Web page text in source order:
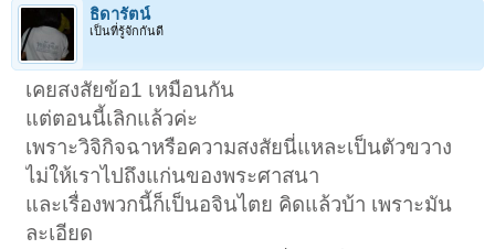
ธิดารัตน์
เป็นที่รู้จักกันดี
เคยสงสัยข้อ1 เหมือนกัน
แต่ตอนนี้เลิกแล้วค่ะ
เพราะวิจิกิจฉาหรือความสงสัยนี่แหละเป็นตัวขวาง
ไม่ให้เราไปถึงแก่นของพระศาสนา
และเรื่องพวกนี้ก็เป็นอจินไตย คิดแล้วบ้า เพราะมัน
ละเอียด